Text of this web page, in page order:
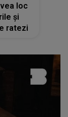
loc
și
ratezi